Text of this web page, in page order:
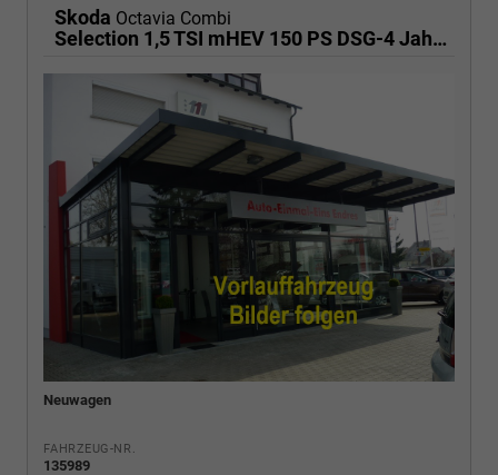
Skoda Octavia Combi
Selection 1,5 TSI mHEV 150 PS DSG-4 Jahre Garantie-Anhängerkupplung schwenkbar-PDC vorne und hinten-Sitzheizung-Smart Link
Neuwagen
FAHRZEUG-NR.
135989